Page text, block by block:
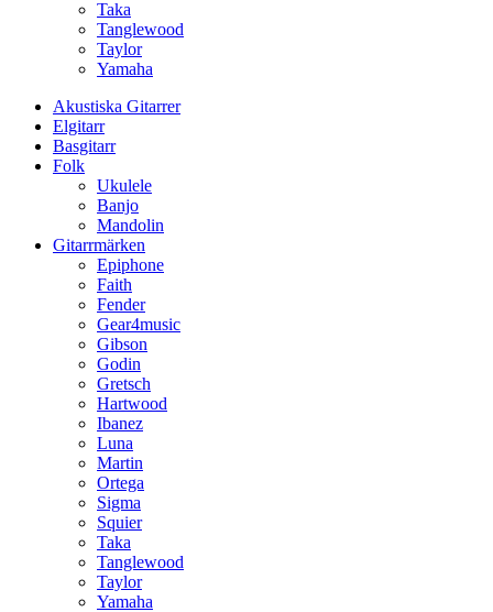
Taka
Tanglewood
Taylor
Yamaha
Akustiska Gitarrer
Elgitarr
Basgitarr
Folk
Ukulele
Banjo
Mandolin
Gitarrmärken
Epiphone
Faith
Fender
Gear4music
Gibson
Godin
Gretsch
Hartwood
Ibanez
Luna
Martin
Ortega
Sigma
Squier
Taka
Tanglewood
Taylor
Yamaha